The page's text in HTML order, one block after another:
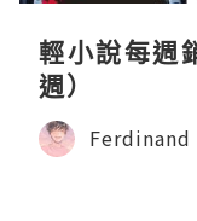
輕小說每週
週）
Ferdinand